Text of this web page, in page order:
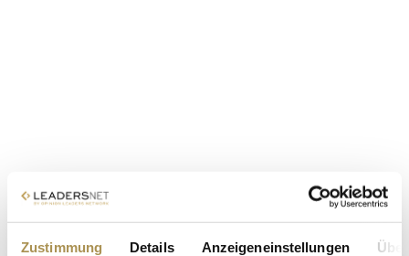
Zustimmung Details Anzeigeneinstellungen